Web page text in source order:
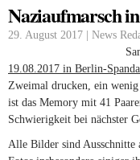
Naziaufmarsch
29. August 2017 | News
19.08.2017 in Berlin-
Zweimal drucken, ein
ist das Memory mit 41
Schwierigkeit bei nächster
Alle Bilder sind Ausschnitte